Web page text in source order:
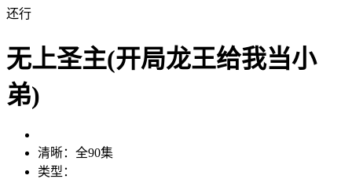
还行
无上圣主(开局龙王给我当小
弟)
清晰： 全90集
类型：